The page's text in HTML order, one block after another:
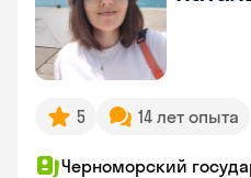
5 14 лет опыта
Черноморский